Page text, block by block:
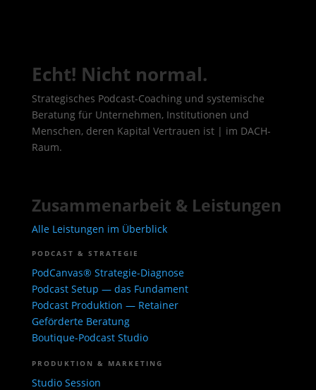
Echt! Nicht normal.
Strategisches Podcast-Coaching und systemische
Beratung für Unternehmen, Institutionen und
Menschen, deren Kapital Vertrauen ist | im DACH-
Raum.
Zusammenarbeit & Leistungen
Alle Leistungen im Überblick
PODCAST & STRATEGIE
PodCanvas® Strategie-Diagnose
Podcast Setup — das Fundament
Podcast Produktion — Retainer
Geförderte Beratung
Boutique-Podcast Studio
PRODUKTION & MARKETING
Studio Session